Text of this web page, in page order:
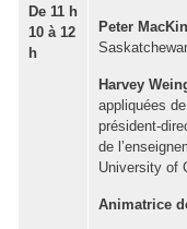
De 11 h
10 à 12
h
Peter
Harvey
appliquées
président-
de
University of
Animatrice